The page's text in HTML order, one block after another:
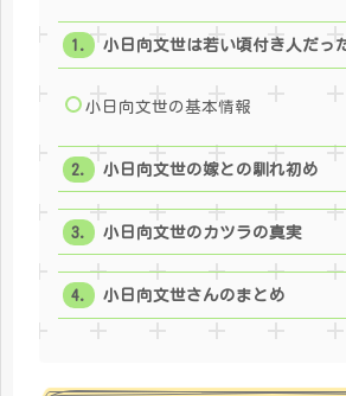
小日向文世は若い頃付き人だっ
小日向文世の基本情報
小日向文世の嫁との馴れ初め
小日向文世のカツラの真実
小日向文世さんのまとめ